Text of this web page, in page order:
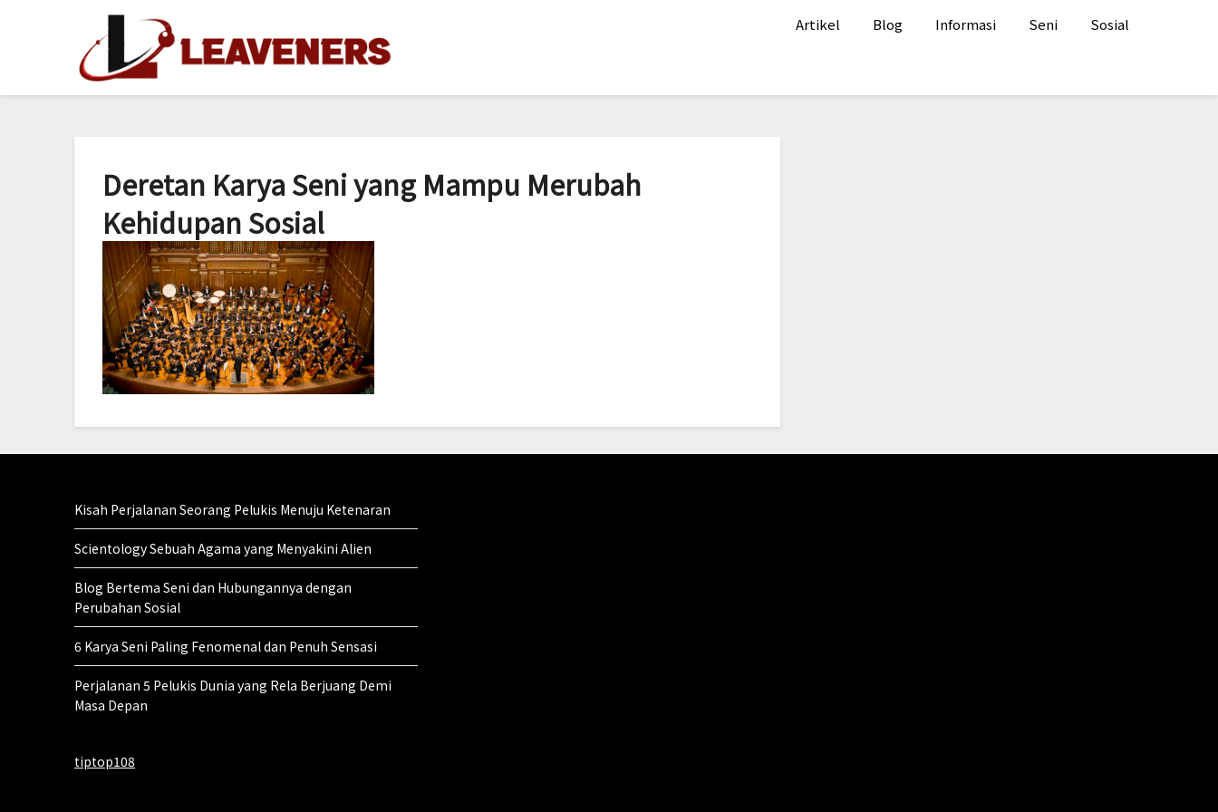
Artikel Blog Informasi Seni Sosial
Deretan Karya Seni yang Mampu Merubah
Kehidupan Sosial
Kisah Perjalanan Seorang Pelukis Menuju Ketenaran
Scientology Sebuah Agama yang Menyakini Alien
Blog Bertema Seni dan Hubungannya dengan
Perubahan Sosial
6 Karya Seni Paling Fenomenal dan Penuh Sensasi
Perjalanan 5 Pelukis Dunia yang Rela Berjuang Demi
Masa Depan
tiptop108